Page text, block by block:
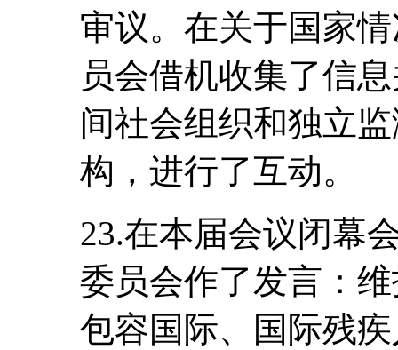
审议。在关于国家
员会借机收集了信
间社会组织和独立
构，进行了互动。
23.在本届会议闭幕
委员会作了发言：
包容国际、国际残